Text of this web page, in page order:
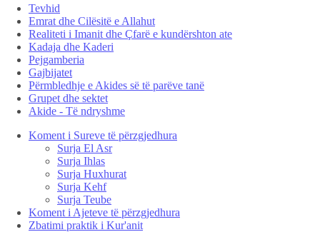
Tevhid
Emrat dhe Cilësitë e Allahut
Realiteti i Imanit dhe Çfarë e kundërshton ate
Kadaja dhe Kaderi
Pejgamberia
Gajbijatet
Përmbledhje e Akides së të parëve tanë
Grupet dhe sektet
Akide - Të ndryshme
Koment i Sureve të përzgjedhura
Surja El Asr
Surja Ihlas
Surja Huxhurat
Surja Kehf
Surja Teube
Koment i Ajeteve të përzgjedhura
Zbatimi praktik i Kur'anit